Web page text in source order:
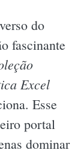
do
fascinante
Excel
Esse
portal
dominar